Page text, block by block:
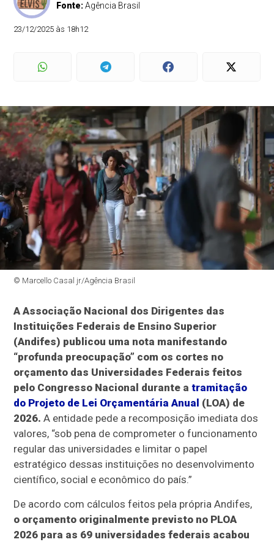
Fonte:Agência Brasil
23/12/2025 às 18h12
© Marcello Casal jr/Agência Brasil
A Associação Nacional dos Dirigentes das
Instituições Federais de Ensino Superior
(Andifes) publicou uma nota manifestando
“profunda preocupação” com os cortes no
orçamento das Universidades Federais feitos
pelo Congresso Nacional durante atramitação
do Projeto de Lei Orçamentária Anual (LOA) de
2026. A entidade pede a recomposição imediata dos
valores, “sob pena de comprometer o funcionamento
regular das universidades e limitar o papel
estratégico dessas instituições no desenvolvimento
científico, social e econômico do país.”
De acordo com cálculos feitos pela própria Andifes,
o orçamento originalmente previsto no PLOA
2026 para as 69 universidades federais acabou